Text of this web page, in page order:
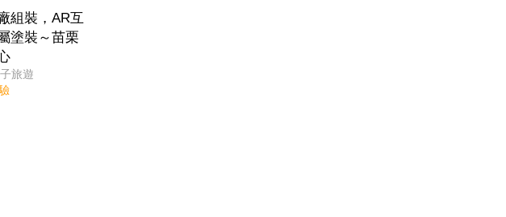
組裝，AR互
塗裝～苗栗
旅遊